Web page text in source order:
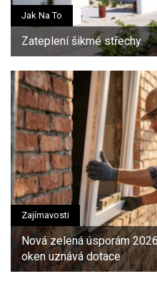
Jak Na To
Zateplení šikmé
Zajímavosti
Nová zelená úsporám
oken uznává dotace